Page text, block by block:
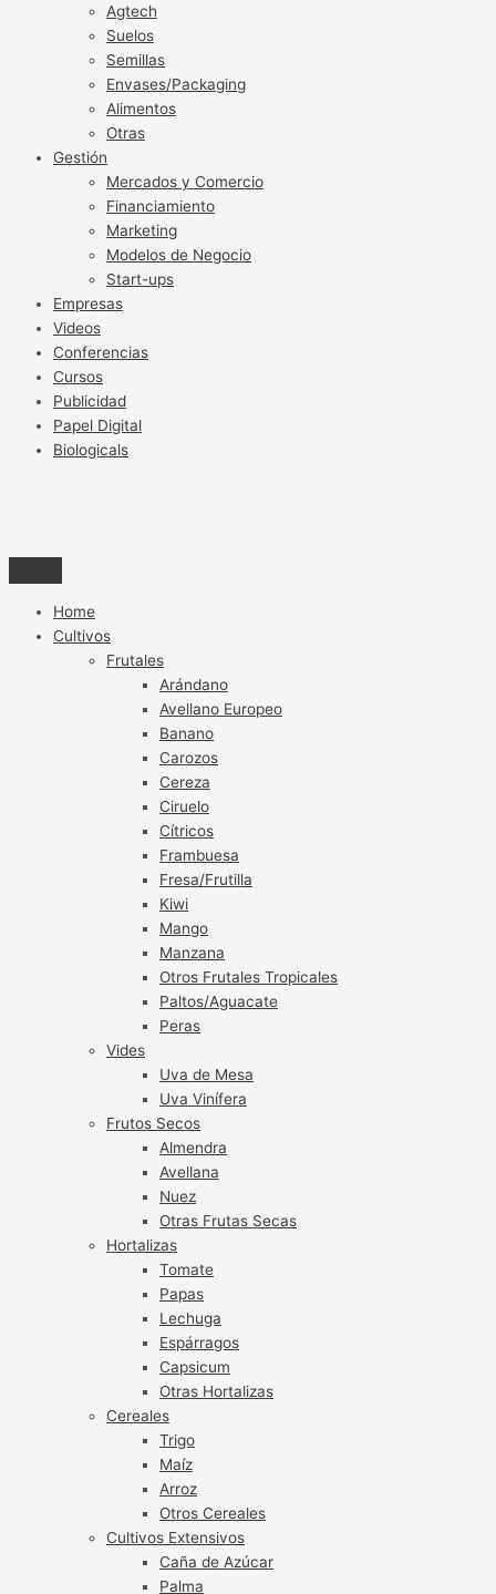
Agtech
Suelos
Semillas
Envases/Packaging
Alimentos
Otras
Gestión
Mercados y Comercio
Financiamiento
Marketing
Modelos de Negocio
Start-ups
Empresas
Videos
Conferencias
Cursos
Publicidad
Papel Digital
Biologicals
Home
Cultivos
Frutales
Arándano
Avellano Europeo
Banano
Carozos
Cereza
Ciruelo
Cítricos
Frambuesa
Fresa/Frutilla
Kiwi
Mango
Manzana
Otros Frutales Tropicales
Paltos/Aguacate
Peras
Vides
Uva de Mesa
Uva Vinífera
Frutos Secos
Almendra
Avellana
Nuez
Otras Frutas Secas
Hortalizas
Tomate
Papas
Lechuga
Espárragos
Capsicum
Otras Hortalizas
Cereales
Trigo
Maíz
Arroz
Otros Cereales
Cultivos Extensivos
Caña de Azúcar
Palma